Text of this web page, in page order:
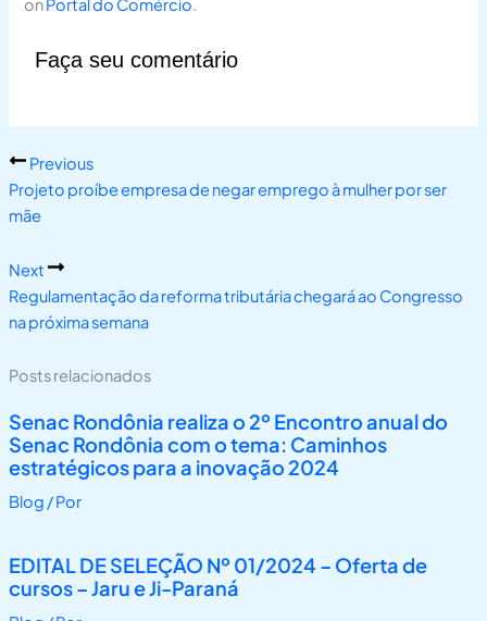
onPortal do Comércio.
Faça seu comentário
Previous
Projeto proíbe empresa de negar emprego à mulher por ser
mãe
Next
Regulamentação da reforma tributária chegará ao Congresso
na próxima semana
Posts relacionados
Senac Rondônia realiza o 2º Encontro anual do
Senac Rondônia com o tema: Caminhos
estratégicos para a inovação 2024
Blog / Por
EDITAL DE SELEÇÃO Nº 01/2024 – Oferta de
cursos – Jaru e Ji-Paraná